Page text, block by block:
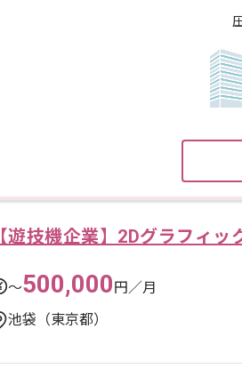
【遊技機企業】2Dグラフィッ
〜500,000円／月
池袋（東京都）